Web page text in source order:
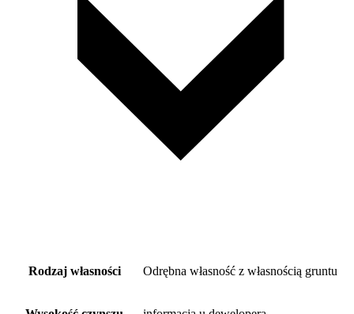
Rodzaj własności Odrębna własność z własnością gruntu